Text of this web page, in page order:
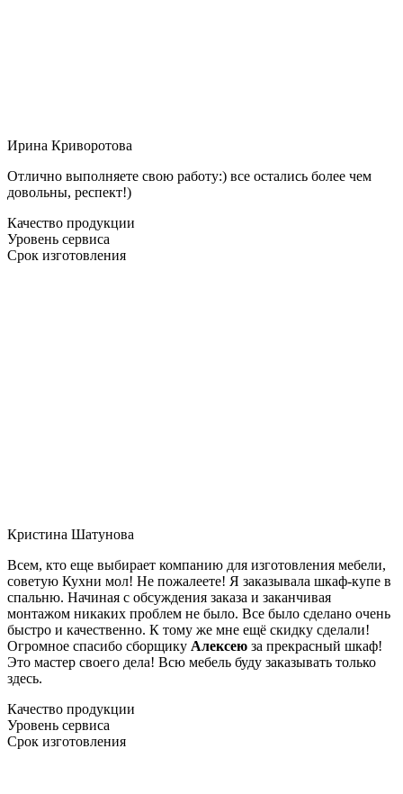
Ирина Криворотова
Отлично выполняете свою работу:) все остались более чем
довольны, респект!)
Качество продукции
Уровень сервиса
Срок изготовления
Кристина Шатунова
Всем, кто еще выбирает компанию для изготовления мебели,
советую Кухни мол! Не пожалеете! Я заказывала шкаф-купе в
спальню. Начиная с обсуждения заказа и заканчивая
монтажом никаких проблем не было. Все было сделано очень
быстро и качественно. К тому же мне ещё скидку сделали!
Огромное спасибо сборщику Алексею за прекрасный шкаф!
Это мастер своего дела! Всю мебель буду заказывать только
здесь.
Качество продукции
Уровень сервиса
Срок изготовления